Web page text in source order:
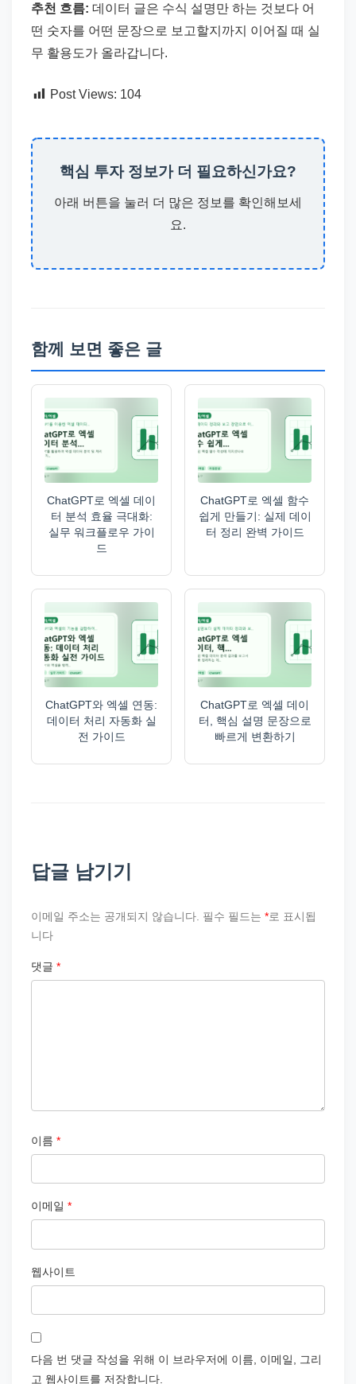
추천 흐름: 데이터 글은 수식 설명만 하는 것보다 어
떤 숫자를 어떤 문장으로 보고할지까지 이어질 때 실
무 활용도가 올라갑니다.
Post Views: 104
핵심 투자 정보가 더 필요하신가요?
아래 버튼을 눌러 더 많은 정보를 확인해보세
요.
함께 보면 좋은 글
ChatGPT로 엑셀 데이
터 분석 효율 극대화:
실무 워크플로우 가이
드
ChatGPT로 엑셀 함수
쉽게 만들기: 실제 데이
터 정리 완벽 가이드
ChatGPT와 엑셀 연동:
데이터 처리 자동화 실
전 가이드
ChatGPT로 엑셀 데이
터, 핵심 설명 문장으로
빠르게 변환하기
답글 남기기
이메일 주소는 공개되지 않습니다. 필수 필드는 *로 표시됩
니다
댓글 *
이름 *
이메일 *
웹사이트
다음 번 댓글 작성을 위해 이 브라우저에 이름, 이메일, 그리
고 웹사이트를 저장합니다.